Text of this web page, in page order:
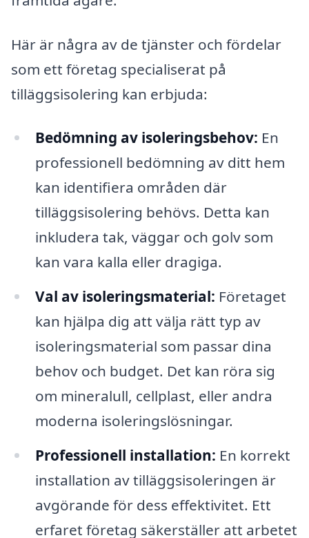
Här är några av de tjänster och fördelar
som ett företag specialiserat på
tilläggsisolering kan erbjuda:
Bedömning av isoleringsbehov: En
professionell bedömning av ditt hem
kan identifiera områden där
tilläggsisolering behövs. Detta kan
inkludera tak, väggar och golv som
kan vara kalla eller dragiga.
Val av isoleringsmaterial: Företaget
kan hjälpa dig att välja rätt typ av
isoleringsmaterial som passar dina
behov och budget. Det kan röra sig
om mineralull, cellplast, eller andra
moderna isoleringslösningar.
Professionell installation: En korrekt
installation av tilläggsisoleringen är
avgörande för dess effektivitet. Ett
erfaret företag säkerställer att arbetet